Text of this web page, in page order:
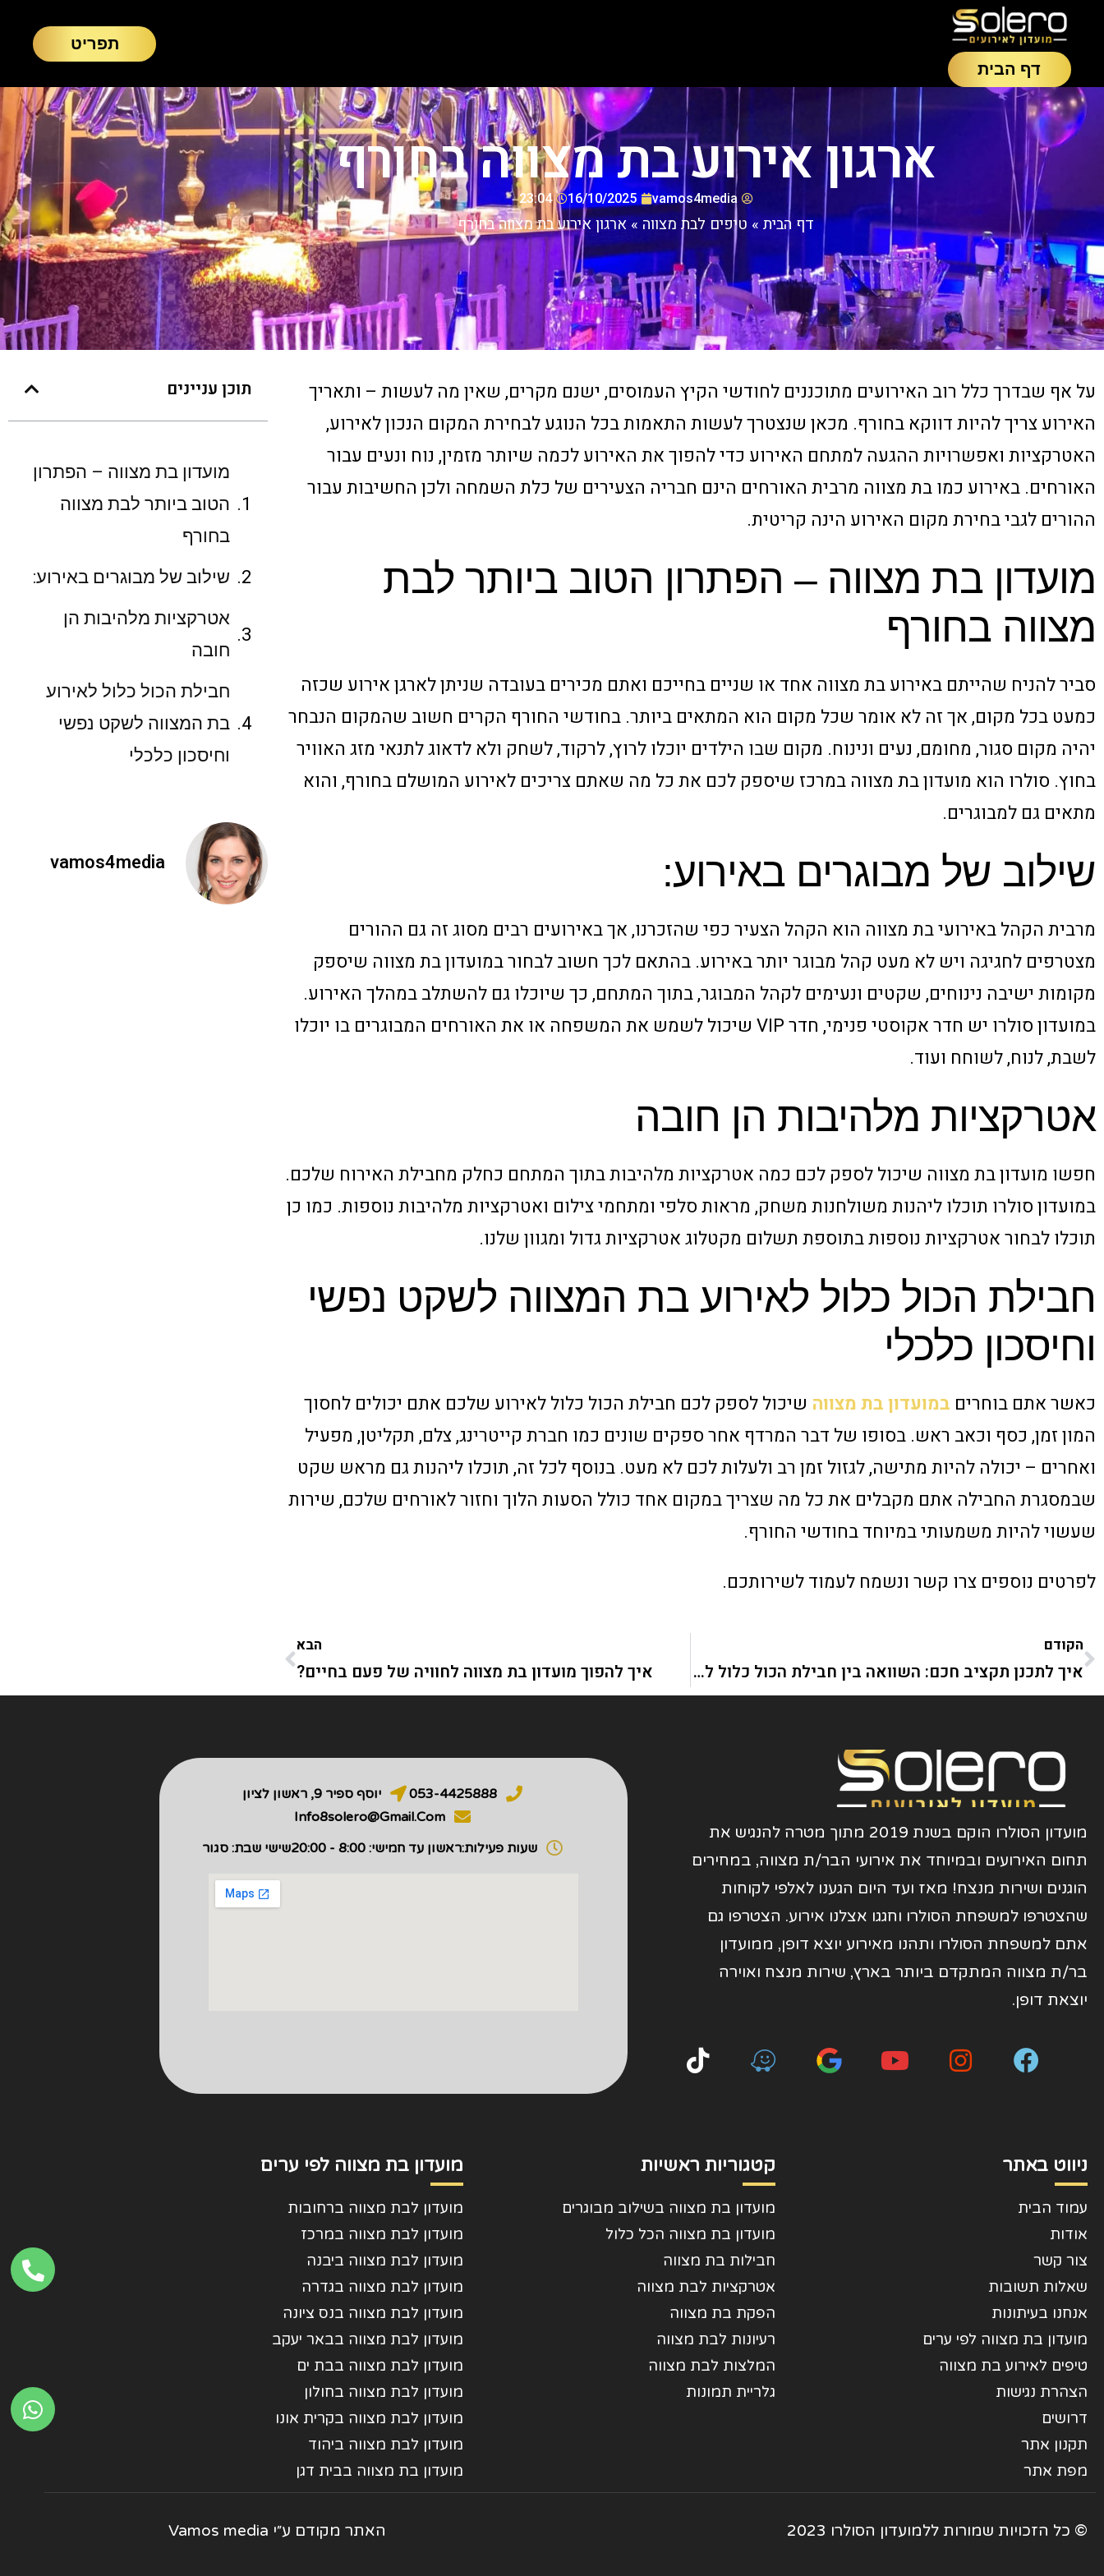
דף הבית
תפריט
ארגון אירוע בת מצווה בחורף
vamos4media
16/10/2025
23:04
דף הבית » טיפים לבת מצווה»ארגון אירוע בת מצווה בחורף
על אף שבדרך כלל רוב האירועים מתוכננים לחודשי הקיץ העמוסים, ישנם מקרים, שאין מה לעשות – ותאריך
האירוע צריך להיות דווקא בחורף. מכאן שנצטרך לעשות התאמות בכל הנוגע לבחירת המקום הנכון לאירוע,
האטרקציות ואפשרויות ההגעה למתחם האירוע כדי להפוך את האירוע לכמה שיותר מזמין, נוח ונעים עבור
האורחים. באירוע כמו בת מצווה מרבית האורחים הינם חבריה הצעירים של כלת השמחה ולכן החשיבות עבור
ההורים לגבי בחירת מקום האירוע הינה קריטית.
מועדון בת מצווה – הפתרון הטוב ביותר לבת
מצווה בחורף
סביר להניח שהייתם באירוע בת מצווה אחד או שניים בחייכם ואתם מכירים בעובדה שניתן לארגן אירוע שכזה
כמעט בכל מקום, אך זה לא אומר שכל מקום הוא המתאים ביותר. בחודשי החורף הקרים חשוב שהמקום הנבחר
יהיה מקום סגור, מחומם, נעים ונינוח. מקום שבו הילדים יוכלו לרוץ, לרקוד, לשחק ולא לדאוג לתנאי מזג האוויר
בחוץ. סולרו הוא מועדון בת מצווה במרכז שיספק לכם את כל מה שאתם צריכים לאירוע המושלם בחורף, והוא
מתאים גם למבוגרים.
שילוב של מבוגרים באירוע:
מרבית הקהל באירועי בת מצווה הוא הקהל הצעיר כפי שהזכרנו, אך באירועים רבים מסוג זה גם ההורים
מצטרפים לחגיגה ויש לא מעט קהל מבוגר יותר באירוע. בהתאם לכך חשוב לבחור במועדון בת מצווה שיספק
מקומות ישיבה נינוחים, שקטים ונעימים לקהל המבוגר, בתוך המתחם, כך שיוכלו גם להשתלב במהלך האירוע.
במועדון סולרו יש חדר אקוסטי פנימי, חדר VIP שיכול לשמש את המשפחה או את האורחים המבוגרים בו יוכלו
לשבת, לנוח, לשוחח ועוד.
אטרקציות מלהיבות הן חובה
חפשו מועדון בת מצווה שיכול לספק לכם כמה אטרקציות מלהיבות בתוך המתחם כחלק מחבילת האירוח שלכם.
במועדון סולרו תוכלו ליהנות משולחנות משחק, מראות סלפי ומתחמי צילום ואטרקציות מלהיבות נוספות. כמו כן
תוכלו לבחור אטרקציות נוספות בתוספת תשלום מקטלוג אטרקציות גדול ומגוון שלנו.
חבילת הכול כלול לאירוע בת המצווה לשקט נפשי
וחיסכון כלכלי
כאשר אתם בוחרים במועדון בת מצווה שיכול לספק לכם חבילת הכול כלול לאירוע שלכם אתם יכולים לחסוך
המון זמן, כסף וכאב ראש. בסופו של דבר המרדף אחר ספקים שונים כמו חברת קייטרינג, צלם, תקליטן, מפעיל
ואחרים – יכולה להיות מתישה, לגזול זמן רב ולעלות לכם לא מעט. בנוסף לכל זה, תוכלו ליהנות גם מראש שקט
שבמסגרת החבילה אתם מקבלים את כל מה שצריך במקום אחד כולל הסעות הלוך וחזור לאורחים שלכם, שירות
שעשוי להיות משמעותי במיוחד בחודשי החורף.
לפרטים נוספים צרו קשר ונשמח לעמוד לשירותכם.
הקודם
איך לתכנן תקציב חכם: השוואה בין חבילת הכול כלול לבין ארגון שירותים נפרדים
הבא
איך להפוך מועדון בת מצווה לחוויה של פעם בחיים?
תוכן עניינים
מועדון בת מצווה – הפתרון
הטוב ביותר לבת מצווה
בחורף
שילוב של מבוגרים באירוע:
אטרקציות מלהיבות הן
חובה
חבילת הכול כלול לאירוע
בת המצווה לשקט נפשי
וחיסכון כלכלי
vamos4media
מועדון הסולרו הוקם בשנת 2019 מתוך מטרה להנגיש את
תחום האירועים ובמיוחד את אירועי הבר/ת מצווה, במחירים
הוגנים ושירות מנצח! מאז ועד היום הגענו לאלפי לקוחות
שהצטרפו למשפחת הסולרו וחגגו אצלנו אירוע. הצטרפו גם
אתם למשפחת הסולרו ותהנו מאירוע יוצא דופן, ממועדון
בר/ת מצווה המתקדם ביותר בארץ, שירות מנצח ואוירה
יוצאת דופן.
053-4425888
יוסף ספיר 9, ראשון לציון
Info8solero@gmail.com
שעות פעילות:ראשון עד חמישי: 8:00 - 20:00 שישי שבת: סגור
ניווט באתר
עמוד הבית
אודות
צור קשר
שאלות תשובות
אנחנו בעיתונות
מועדון בת מצווה לפי ערים
טיפים לאירוע בת מצווה
הצהרת נגישות
דרושים
תקנון אתר
מפת אתר
קטגוריות ראשיות
מועדון בת מצווה בשילוב מבוגרים
מועדון בת מצווה הכל כלול
חבילות בת מצווה
אטרקציות לבת מצווה
הפקת בת מצווה
רעיונות לבת מצווה
המלצות לבת מצווה
גלריית תמונות
מועדון בת מצווה לפי ערים
מועדון לבת מצווה ברחובות
מועדון לבת מצווה במרכז
מועדון לבת מצווה ביבנה
מועדון לבת מצווה בגדרה
מועדון לבת מצווה בנס ציונה
מועדון לבת מצווה בבאר יעקב
מועדון לבת מצווה בבת ים
מועדון לבת מצווה בחולון
מועדון לבת מצווה בקרית אונו
מועדון לבת מצווה ביהוד
מועדון בת מצווה בבית דגן
© כל הזכויות שמורות ללמועדון הסולרו 2023 האתר מקודם ע״י Vamos media